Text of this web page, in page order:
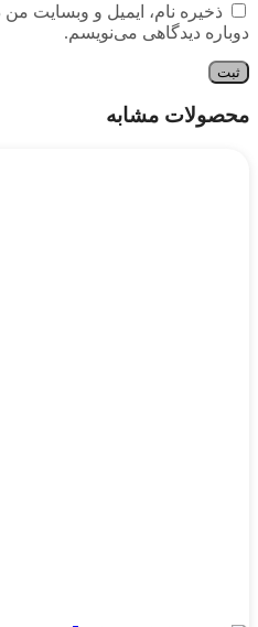
ذخیره نام، ایمیل و وبسایت
دوباره دیدگاهی می‌نویسم.
محصولات مشابه